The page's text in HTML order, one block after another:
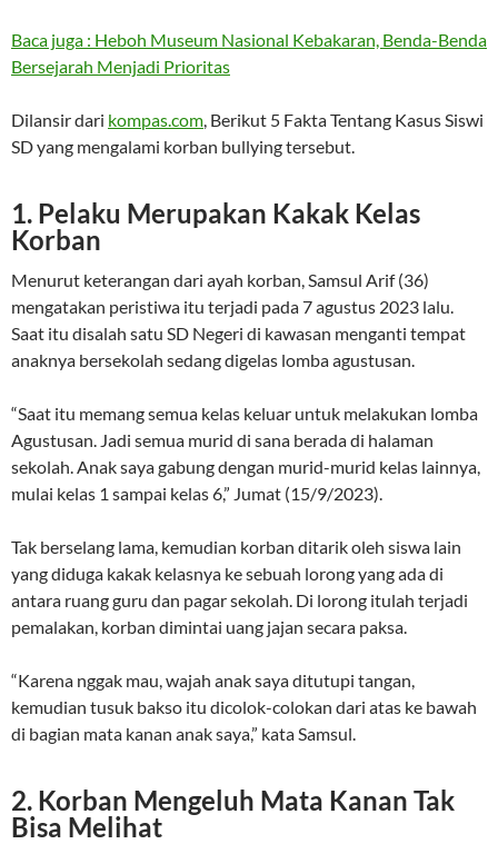
Baca juga : Heboh Museum Nasional Kebakaran, Benda-Benda
Bersejarah Menjadi Prioritas
Dilansir dari kompas.com , Berikut 5 Fakta Tentang Kasus Siswi
SD yang mengalami korban bullying tersebut.
1. Pelaku Merupakan Kakak Kelas
Korban
Menurut keterangan dari ayah korban, Samsul Arif (36)
mengatakan peristiwa itu terjadi pada 7 agustus 2023 lalu.
Saat itu disalah satu SD Negeri di kawasan menganti tempat
anaknya bersekolah sedang digelas lomba agustusan.
“Saat itu memang semua kelas keluar untuk melakukan lomba
Agustusan. Jadi semua murid di sana berada di halaman
sekolah. Anak saya gabung dengan murid-murid kelas lainnya,
mulai kelas 1 sampai kelas 6,” Jumat (15/9/2023).
Tak berselang lama, kemudian korban ditarik oleh siswa lain
yang diduga kakak kelasnya ke sebuah lorong yang ada di
antara ruang guru dan pagar sekolah. Di lorong itulah terjadi
pemalakan, korban dimintai uang jajan secara paksa.
“Karena nggak mau, wajah anak saya ditutupi tangan,
kemudian tusuk bakso itu dicolok-colokan dari atas ke bawah
di bagian mata kanan anak saya,” kata Samsul.
2. Korban Mengeluh Mata Kanan Tak
Bisa Melihat